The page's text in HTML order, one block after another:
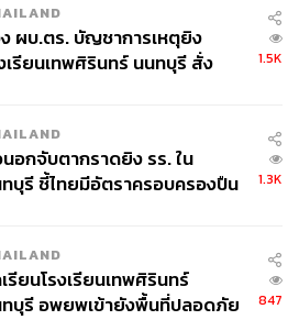
งปรับตัวให้เข้ากับตลาดงานที่
นการใช้ AI ซึ่งจะส่งผลต่อการ
วมไปถึงการทำงานจากทางไกลจะ
ะนวัตกรรมมากขึ้น เพื่อสร้างโอกาส
ระบุอีกว่า ในเรื่องการเงิน
ที่จะให้กำเนิด Gen Beta ชาว
จะให้ความสำคัญกับการวางแผน
นใหญ่ระบุว่า การไม่เริ่มต้นออม
ผบ.ตร. บัญชาการเหตุยิง
เรียนเทพศิรินทร์ นนทบุรี สั่ง
1.5K
อกจับตากราดยิง รร. ใน
บุรี ชี้ไทยมีอัตราครอบครองปืน
1.3K
รียนโรงเรียนเทพศิรินทร์
บุรี อพยพเข้ายังพื้นที่ปลอดภัย
847